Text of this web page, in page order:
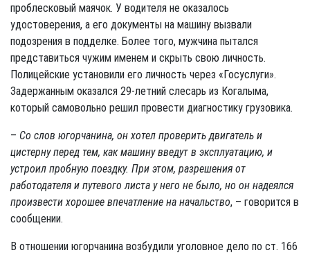
проблесковый маячок. У водителя не оказалось
удостоверения, а его документы на машину вызвали
подозрения в подделке. Более того, мужчина пытался
представиться чужим именем и скрыть свою личность.
Полицейские установили его личность через «Госуслуги».
Задержанным оказался 29-летний слесарь из Когалыма,
который самовольно решил провести диагностику грузовика.
– Со слов югорчанина, он хотел проверить двигатель и
цистерну перед тем, как машину введут в эксплуатацию, и
устроил пробную поездку. При этом, разрешения от
работодателя и путевого листа у него не было, но он надеялся
произвести хорошее впечатление на начальство, – говорится в
сообщении.
В отношении югорчанина возбудили уголовное дело по ст. 166